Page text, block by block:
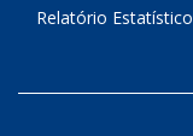
Relatório Estatístico